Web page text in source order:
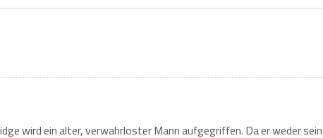
wird ein alter, verwahrloster Mann aufgegriffen. Da er weder